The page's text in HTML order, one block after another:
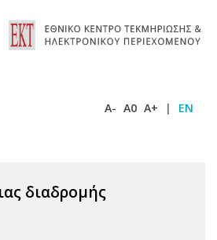
A- A0 A+ | EN
διαδρομής